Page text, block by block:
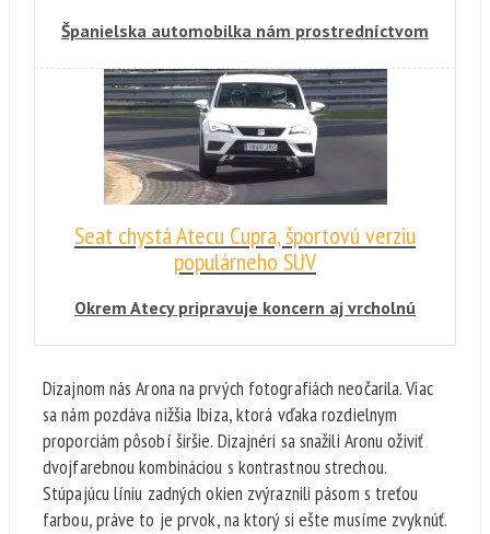
Španielska automobilka nám prostredníctvom
Seatu 600 pri príležitosti 60. výročia od jeho
uvedenia na trh.
Seat chystá Atecu Cupra, športovú verziu
populárneho SUV
Okrem Atecy pripravuje koncern aj vrcholnú
Dizajnom nás Arona na prvých fotografiách neočarila. Viac
sa nám pozdáva nižšia Ibiza, ktorá vďaka rozdielnym
proporciám pôsobí širšie. Dizajnéri sa snažili Aronu oživiť
dvojfarebnou kombináciou s kontrastnou strechou.
Stúpajúcu líniu zadných okien zvýraznili pásom s treťou
farbou, práve to je prvok, na ktorý si ešte musíme zvyknúť.